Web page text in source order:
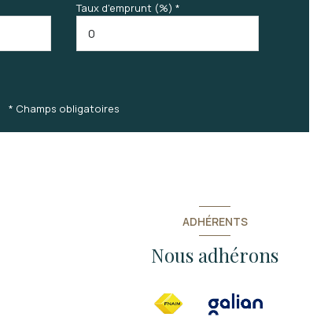
Taux d'emprunt (%) *
* Champs obligatoires
ADHÉRENTS
Nous adhérons